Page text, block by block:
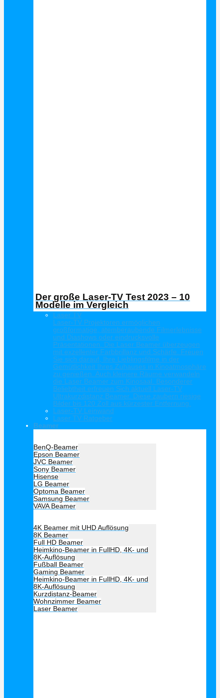
Der große Laser-TV Test 2023 – 10
Modelle im Vergleich
Laser TV
Laser-TV Projektoren ermöglichen
großformatige, atemberaubende Filmerlebnisse
und Diashows oder eindrucksvolle
Präsentationen. Die Laser Beamer überzeugen
mit exzellenter Farbbrillanz und Schärfe. Freuen
Sie sich darauf, Ihre Lieblingsfilme in der
Gemütlichkeit Ihres Zuhauses in Kinoatmosphäre
zu genießen. Auch kleinere Räume verwandeln
die Laser Beamer zum Kinosaal. Besonderer
Beliebtheit erfreuen Sich aktuell Laser-TV
Ultrakurzdistanz Beamer. Diese zaubern riesige
Bilder bis 120 Zoll aus kürzester Entfernung.
Laser-TV Leinwand
Laser TV Ratgeber
Beamer
BenQ-Beamer
Epson Beamer
JVC Beamer
Sony Beamer
Hisense
LG Beamer
Optoma Beamer
Samsung Beamer
VAVA Beamer
4K Beamer mit UHD Auflösung
8K Beamer
Full HD Beamer
Heimkino-Beamer in FullHD, 4K- und
8K-Auflösung
Fußball Beamer
Gaming Beamer
Heimkino-Beamer in FullHD, 4K- und
8K-Auflösung
Kurzdistanz-Beamer
Wohnzimmer Beamer
Laser Beamer